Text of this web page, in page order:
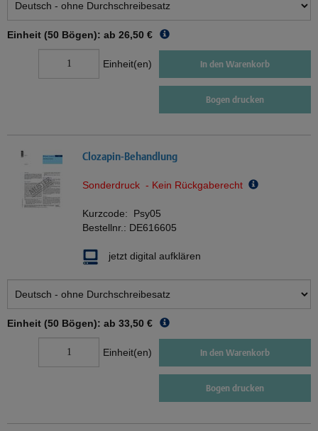
Einheit (50 Bögen): ab 26,50 €
Einheit(en) In den Warenkorb
Bogen drucken
Clozapin-Behandlung
Sonderdruck - Kein Rückgaberecht
Kurzcode: Psy05
Bestellnr.: DE616605
jetzt digital aufklären
Einheit (50 Bögen): ab 33,50 €
Einheit(en) In den Warenkorb
Bogen drucken